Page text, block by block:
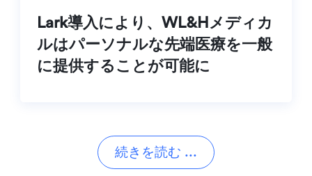
Lark導入により、WL&Hメディカ
ルはパーソナルな先端医療を一般
に提供することが可能に
続きを読む ...